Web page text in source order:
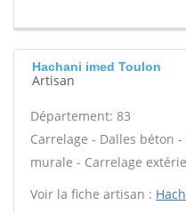
Hachani imed Toulon
Artisan
Département: 83
Carrelage - Dalles béton
murale - Carrelage
Voir la fiche artisan :